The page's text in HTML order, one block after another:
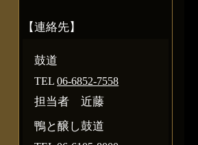
【連絡先】
鼓道
TEL06-6852-7558
担当者 近藤
鴨と醸し鼓道